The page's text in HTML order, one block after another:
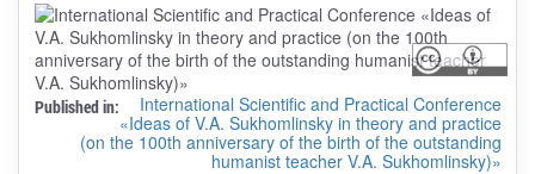
Published in:
International Scientific and Practical Conference
«Ideas of V.A. Sukhomlinsky in theory and practice
(on the 100th anniversary of the birth of the outstanding
humanist teacher V.A. Sukhomlinsky)»